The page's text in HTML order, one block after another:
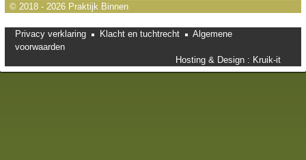
© 2018 - 2026 Praktijk Binnen
Privacy verklaring Klacht en tuchtrecht
Algemene
voorwaarden
Hosting & Design : Kruik-it